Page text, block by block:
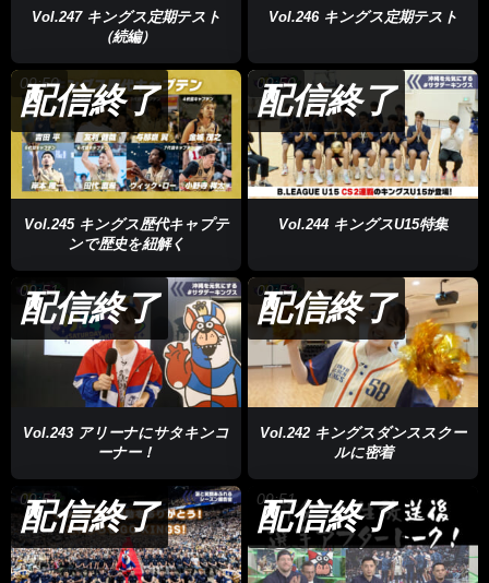
勢いづいたキングスはアレックス・カークのダンク。デイミア
ン・ドットソンはチーム最多の17得点をあげる活躍。20点差を
つける快勝で決勝進出へ王手をかけます。
桶谷大HC「（ホームは）全然ちがいますよね沖縄アリーナで試
合をしてキングスのファンの皆さんの前で試合をするというのは
アウェーで試合するのとは全く別物なので、ブースターがこうや
って自分たちの後押しをしてくれているきょうの試合だったと思
うので、またあしたそういうゲームをしたい」
迎えた第2戦は、勝てば今シーズン最後のホームゲーム。キング
スは序盤から試合を優位に進めジャック・クーリーが持ち前のパ
ワーを生かして得点。ドットソンの華麗なシュートなどでリード
して前半を折り返すとエース、ヴィック・ローは技ありのプレ
ー。そして岸本がディフェンスに囲まれながら、この３ポイン
ト！キングスはその後も主導権を渡さず。
過去最多の人数が詰めかけたファンの前で今シーズン一度も勝て
ていなかった名古屋に対し連勝を果たしたキングス。準決勝を突
破し5年連続のファイナル進出を決めました！
岸本隆一選手「ホームゲームを戦えたことと繋がるんですけど
（決勝は）良くも悪くも何が起こるかわからないのでそれが自分
Vol.247 キングス定期テスト
（続編）
Vol.246 キングス定期テスト
09:50
配信終了
Vol.245 キングス歴代キャプテ
ンで歴史を紐解く
09:50
配信終了
Vol.244 キングスU15特集
09:51
配信終了
Vol.243 アリーナにサタキンコ
ーナー！
09:51
配信終了
Vol.242 キングスダンススクー
ルに密着
09:51
配信終了 09:51
配信終了